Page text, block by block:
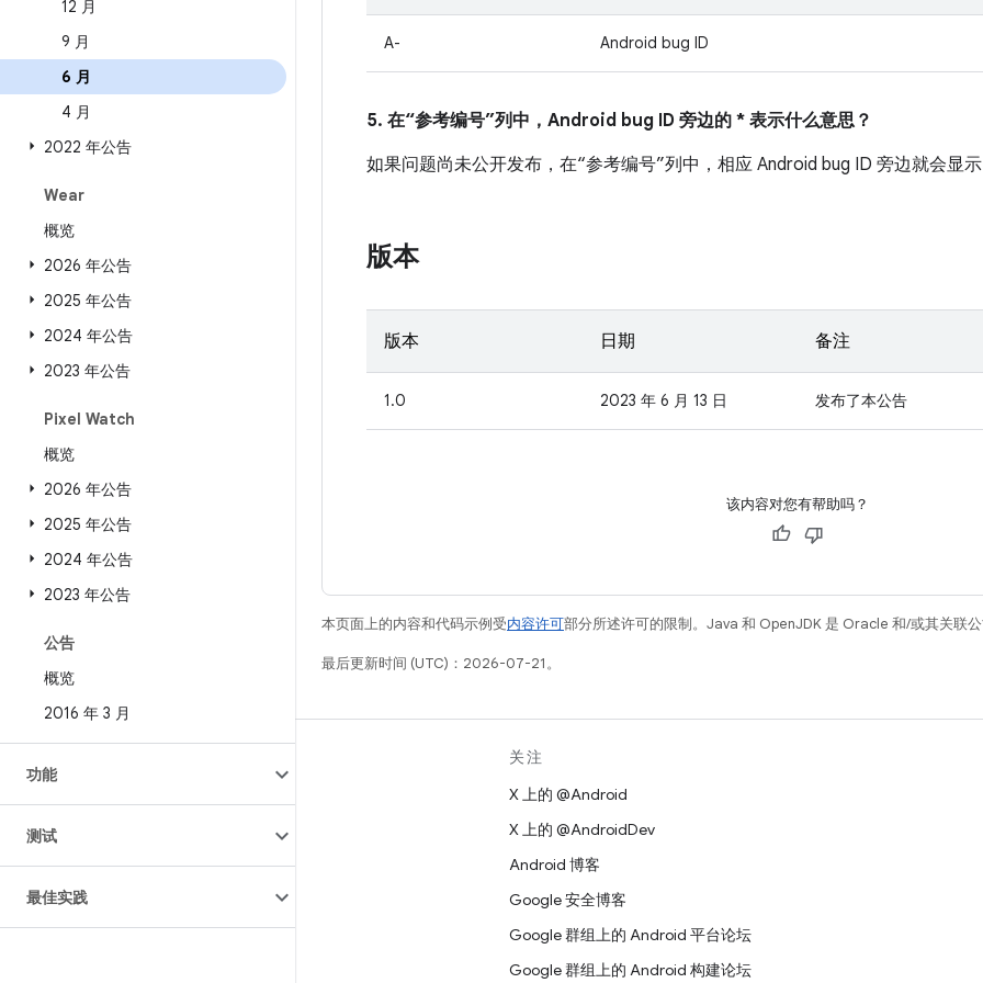
12 月
9 月
6 月
4 月
2022 年公告
Wear
概览
2026 年公告
2025 年公告
2024 年公告
2023 年公告
Pixel Watch
概览
2026 年公告
2025 年公告
2024 年公告
2023 年公告
公告
概览
2016 年 3 月
功能
测试
最佳实践
A- Android bug ID
5. 在“参考编号”列中，Android bug ID 旁边的 * 表示什么意思？
如果问题尚未公开发布，在“参考编号”列中，相应 Android bug ID 旁边就会显
版本
版本 日期 备注
1.0 2023 年 6 月 13 日 发布了本公告
该内容对您有帮助吗？
本页面上的内容和代码示例受内容许可部分所述许可的限制。Java 和 OpenJDK 是 Oracle 和/或其关联
最后更新时间 (UTC)：2026-07-21。
要求
下载
预览二进制文件
出厂映像
关注
X 上的 @Android
X 上的 @AndroidDev
Android 博客
Google 安全博客
Google 群组上的 Android 平台论坛
Google 群组上的 Android 构建论坛